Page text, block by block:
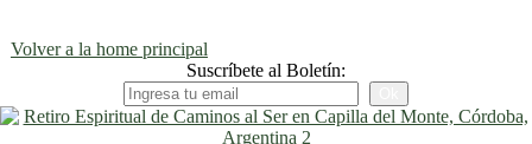
Volver a la home principal
Suscríbete al Boletín: